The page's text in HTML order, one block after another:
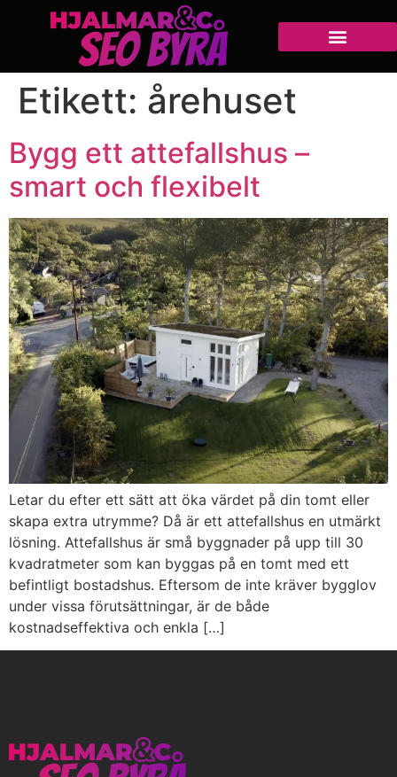
Etikett: årehuset
Bygg ett attefallshus –
smart och flexibelt
Letar du efter ett sätt att öka värdet på din tomt eller
skapa extra utrymme? Då är ett attefallshus en utmärkt
lösning. Attefallshus är små byggnader på upp till 30
kvadratmeter som kan byggas på en tomt med ett
befintligt bostadshus. Eftersom de inte kräver bygglov
under vissa förutsättningar, är de både
kostnadseffektiva och enkla […]